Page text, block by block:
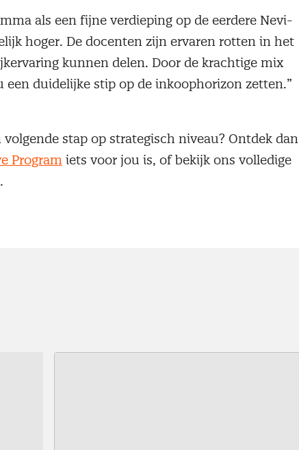
als een fijne verdieping op de eerdere Nevi-
hoger. De docenten zijn ervaren rotten in het
kunnen delen. Door de krachtige mix
duidelijke stip op de inkoophorizon zetten.”
stap op strategisch niveau? Ontdek dan
Programiets voor jou is, of bekijk ons volledige